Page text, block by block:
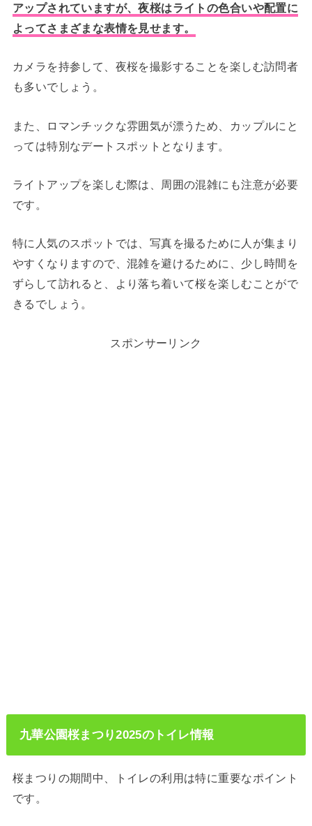
アップされていますが、夜桜はライトの色合いや配置に
よってさまざまな表情を見せます。
カメラを持参して、夜桜を撮影することを楽しむ訪問者
も多いでしょう。
また、ロマンチックな雰囲気が漂うため、カップルにと
っては特別なデートスポットとなります。
ライトアップを楽しむ際は、周囲の混雑にも注意が必要
です。
特に人気のスポットでは、写真を撮るために人が集まり
やすくなりますので、混雑を避けるために、少し時間を
ずらして訪れると、より落ち着いて桜を楽しむことがで
きるでしょう。
スポンサーリンク
九華公園桜まつり2025のトイレ情報
桜まつりの期間中、トイレの利用は特に重要なポイント
です。